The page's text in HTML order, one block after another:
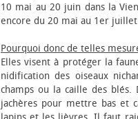
10 mai au 20 juin dans la
encore du 20 mai au 1er
Pourquoi donc de telles
Elles visent à protéger la
nidification des oiseaux
champs ou la caille des
jachères pour mettre bas et